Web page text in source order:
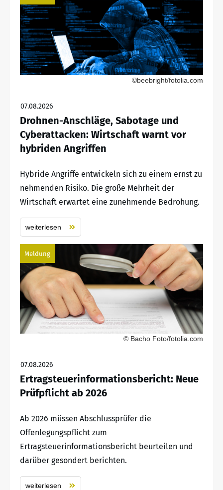
©beebright/fotolia.com
07.08.2026
Drohnen-Anschläge, Sabotage und
Cyberattacken: Wirtschaft warnt vor
hybriden Angriffen
Hybride Angriffe entwickeln sich zu einem ernst zu
nehmenden Risiko. Die große Mehrheit der
Wirtschaft erwartet eine zunehmende Bedrohung.
weiterlesen
Meldung
© Bacho Foto/fotolia.com
07.08.2026
Ertragsteuerinformationsbericht: Neue
Prüfpflicht ab 2026
Ab 2026 müssen Abschlussprüfer die
Offenlegungspflicht zum
Ertragsteuerinformationsbericht beurteilen und
darüber gesondert berichten.
weiterlesen